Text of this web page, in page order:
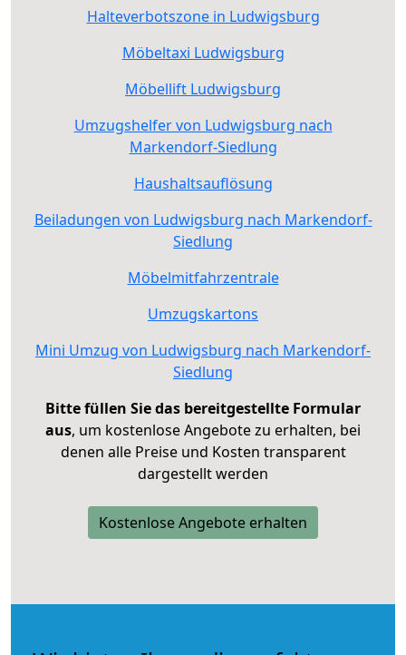
Halteverbotszone in Ludwigsburg
Möbeltaxi Ludwigsburg
Möbellift Ludwigsburg
Umzugshelfer von Ludwigsburg nach
Markendorf-Siedlung
Haushaltsauflösung
Beiladungen von Ludwigsburg nach Markendorf-
Siedlung
Möbelmitfahrzentrale
Umzugskartons
Mini Umzug von Ludwigsburg nach Markendorf-
Siedlung
Bitte füllen Sie das bereitgestellte Formular
aus, um kostenlose Angebote zu erhalten, bei
denen alle Preise und Kosten transparent
dargestellt werden
Kostenlose Angebote erhalten